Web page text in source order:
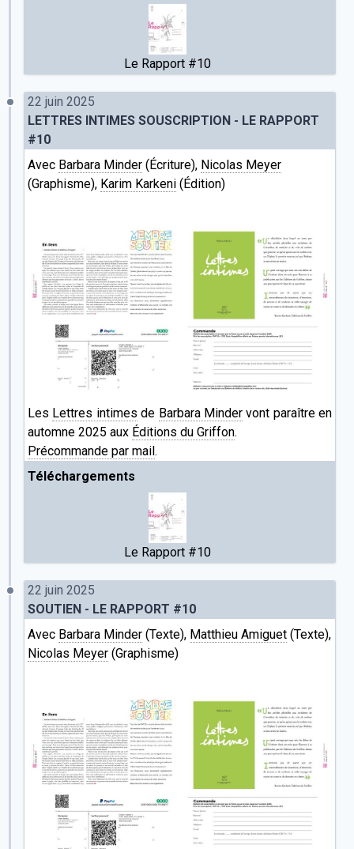
Le Rapport #10
22 juin 2025
LETTRES INTIMES SOUSCRIPTION - LE RAPPORT
#10
Avec Barbara Minder (Écriture), Nicolas Meyer
(Graphisme), Karim Karkeni (Édition)
Les Lettres intimes de Barbara Mindervont paraître en
automne 2025 aux Éditions du Griffon.
Précommande par mail .
Téléchargements
Le Rapport #10
22 juin 2025
SOUTIEN - LE RAPPORT #10
Avec Barbara Minder (Texte), Matthieu Amiguet (Texte),
Nicolas Meyer (Graphisme)